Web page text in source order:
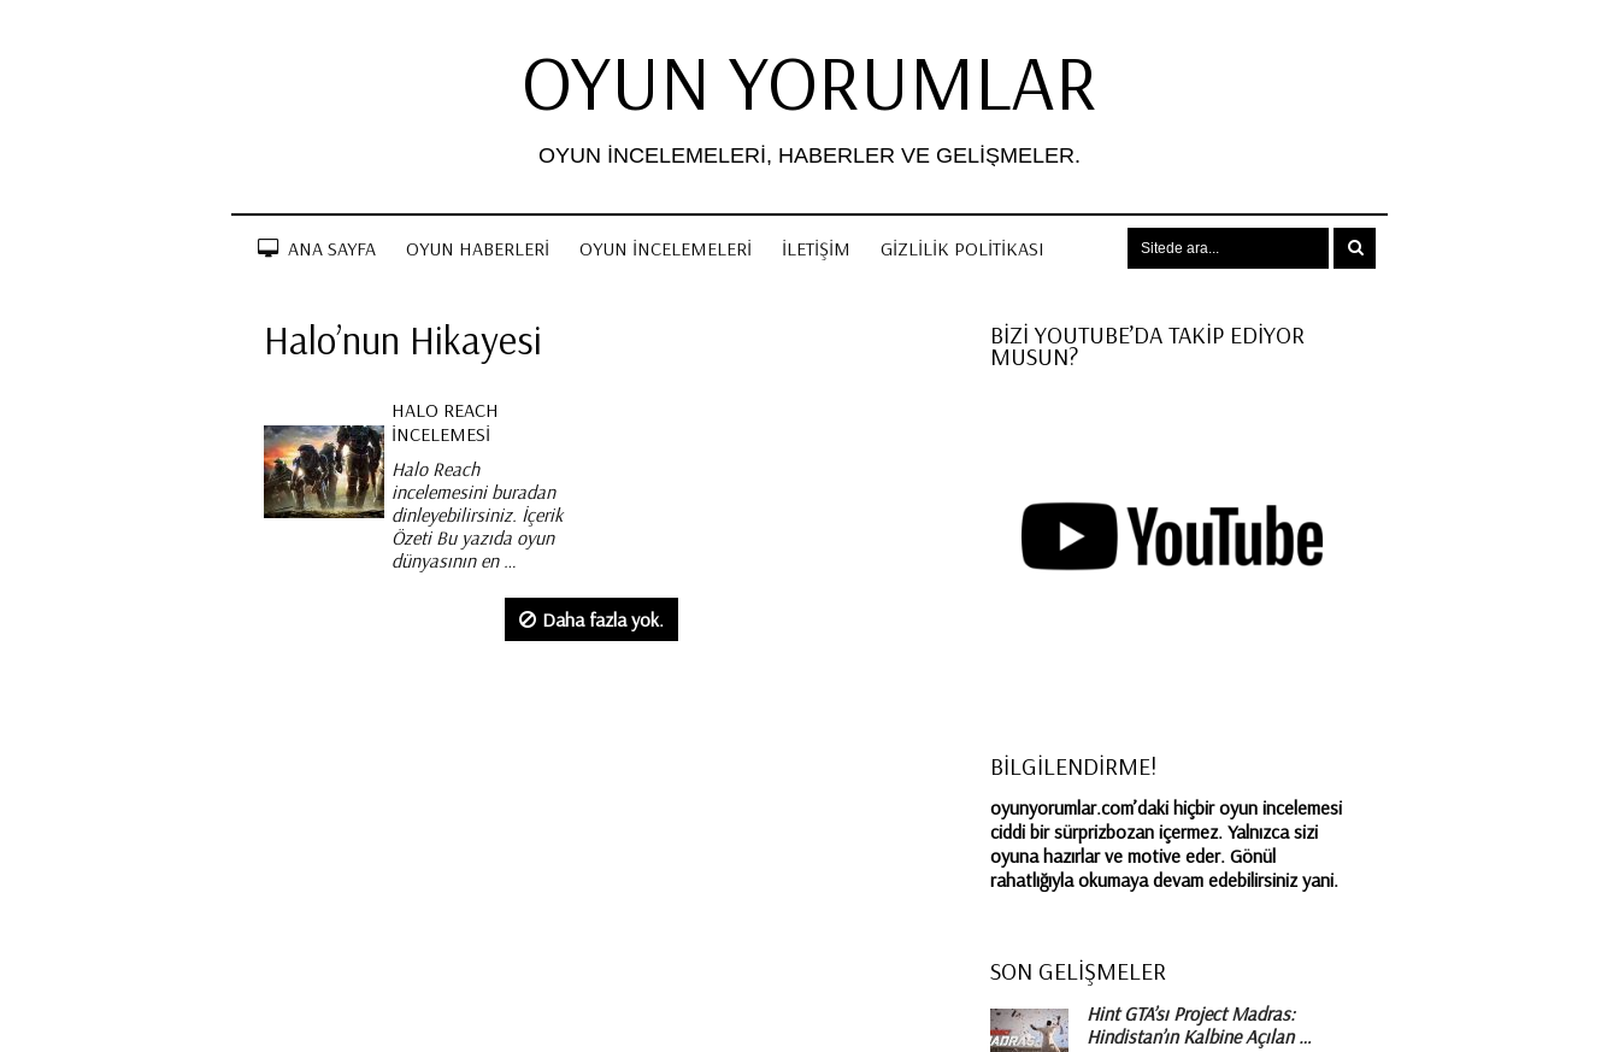
OYUN YORUMLAR
OYUN İNCELEMELERI, HABERLER VE GELIŞMELER.
ANA SAYFA OYUN HABERLERI OYUN İNCELEMELERI İLETIŞIM GIZLILIK POLITIKASI
Halo’nun Hikayesi
HALO REACH
İNCELEMESI
Halo Reach
incelemesini buradan
dinleyebilirsiniz. İçerik
Özeti Bu yazıda oyun
dünyasının en …
Daha fazla yok.
BİZİ YOUTUBE’DA TAKİP EDİYOR
MUSUN?
BİLGİLENDİRME!
oyunyorumlar.com’daki hiçbir oyun incelemesi
ciddi bir sürprizbozan içermez. Yalnızca sizi
oyuna hazırlar ve motive eder. Gönül
rahatlığıyla okumaya devam edebilirsiniz yani.
SON GELİŞMELER
Hint GTA’sı Project Madras:
Hindistan’ın Kalbine Açılan …